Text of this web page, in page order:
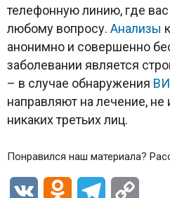
телефонную линию, где
любому вопросу. Анализы
анонимно и совершенно
заболевании является
– в случае обнаружения
направляют на лечение,
никаких третьих лиц.
Понравился наш материала?
VK Odnoklassniki
Telegram